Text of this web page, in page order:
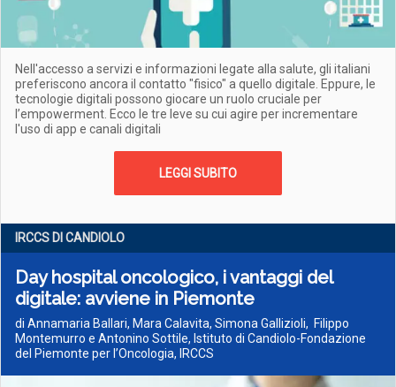
Nell'accesso a servizi e informazioni legate alla salute, gli italiani
preferiscono ancora il contatto "fisico" a quello digitale. Eppure, le
tecnologie digitali possono giocare un ruolo cruciale per
l’empowerment. Ecco le tre leve su cui agire per incrementare
l'uso di app e canali digitali
LEGGI SUBITO
IRCCS DI CANDIOLO
Day hospital oncologico, i vantaggi del
digitale: avviene in Piemonte
di Annamaria Ballari, Mara Calavita, Simona Gallizioli, Filippo
Montemurro e Antonino Sottile, Istituto di Candiolo-Fondazione
del Piemonte per l’Oncologia, IRCCS